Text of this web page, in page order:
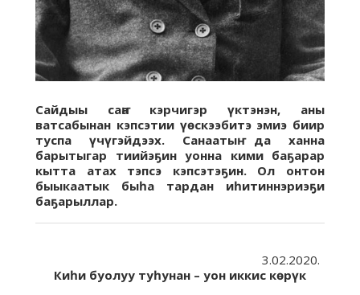
Сайдыы саҥа кэрчигэр үктэнэн, аны
ватсабынан кэпсэтии үөскээбитэ эмиэ биир
туспа үчүгэйдээх. Санаатыҥ да ханна
барытыгар тиийэҕин уонна кими баҕарар
кытта атах тэпсэ кэпсэтэҕин. Ол онтон
быыкаатык быһа тардан иһитиннэриэҕи
баҕарыллар.
3.02.2020.
Киһи буолуу туһунан – уон иккис көрүк